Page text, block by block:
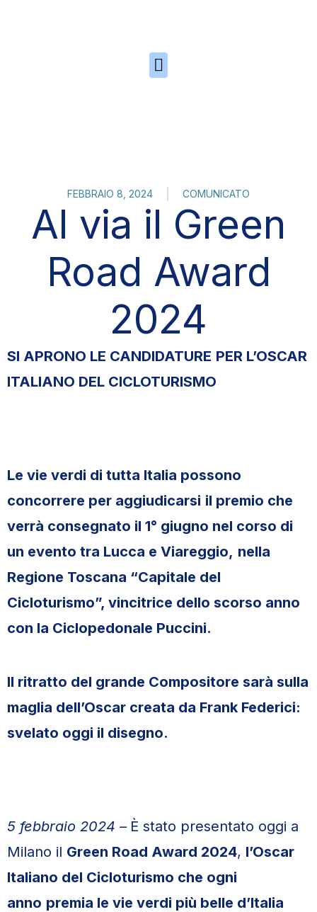
FEBBRAIO 8, 2024 COMUNICATO
Al via il Green
Road Award
2024
SI APRONO LE CANDIDATURE PER L’OSCAR
ITALIANO DEL CICLOTURISMO
Le vie verdi di tutta Italia possono
concorrere per aggiudicarsi il premio che
verrà consegnato il 1° giugno nel corso di
un evento tra Lucca e Viareggio, nella
Regione Toscana “Capitale del
Cicloturismo”, vincitrice dello scorso anno
con la Ciclopedonale Puccini.
Il ritratto del grande Compositore sarà sulla
maglia dell’Oscar creata da Frank Federici:
svelato oggi il disegno.
5 febbraio 2024 – È stato presentato oggi a
Milano il Green Road Award 2024, l’Oscar
Italiano del Cicloturismo che ogni
anno premia le vie verdi più belle d’Italia